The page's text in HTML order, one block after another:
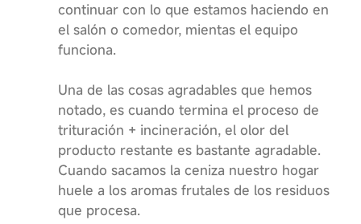
continuar con lo que estamos haciendo en
el salón o comedor, mientas el equipo
funciona.
Una de las cosas agradables que hemos
notado, es cuando termina el proceso de
trituración + incineración, el olor del
producto restante es bastante agradable.
Cuando sacamos la ceniza nuestro hogar
huele a los aromas frutales de los residuos
que procesa.